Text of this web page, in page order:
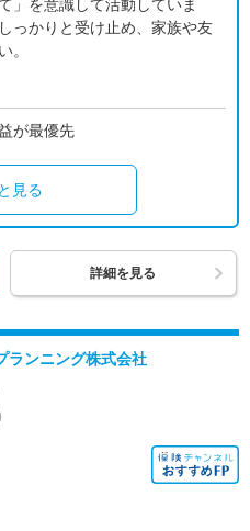
」を意識して活動していま
っかりと受け止め、家族や友
。
が最優先
見る
詳細を見る
ランニング株式会社